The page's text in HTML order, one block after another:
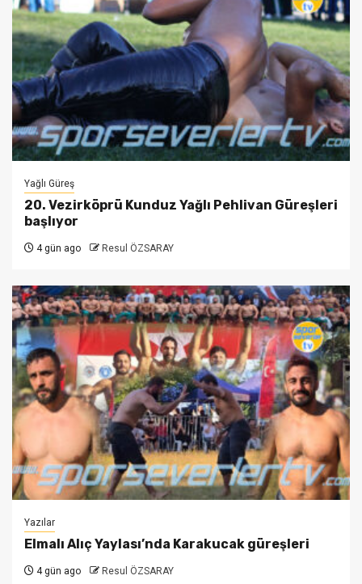
Yağlı Güreş
20. Vezirköprü Kunduz Yağlı Pehlivan Güreşleri
başlıyor
4 gün ago Resul ÖZSARAY
Yazılar
Elmalı Alıç Yaylası’nda Karakucak güreşleri
4 gün ago Resul ÖZSARAY